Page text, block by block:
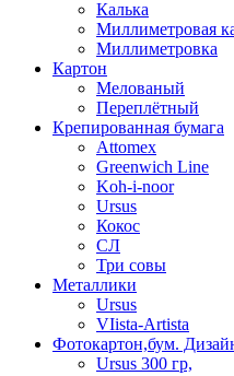
Калька
Миллиметровая
Миллиметровка
Картон
Мелованый
Переплётный
Крепированная бумага
Attomex
Greenwich Line
Koh-i-noor
Ursus
Кокос
СЛ
Три совы
Металлики
Ursus
VIista-Artista
Фотокартон,бум.
Ursus 300 гр,